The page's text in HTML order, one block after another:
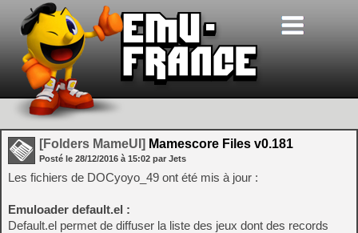
[Folders MameUI] Mamescore Files v0.181
Posté le 28/12/2016 à 15:02 par Jets
Les fichiers de DOCyoyo_49 ont été mis à jour :
Emuloader default.el :
Default.el permet de diffuser la liste des jeux dont des records